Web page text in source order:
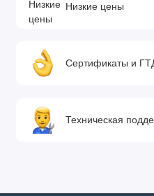
Низкие цены
Сертификаты и
Техническая